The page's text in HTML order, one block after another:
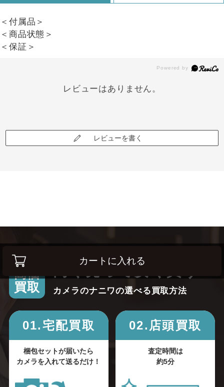
カートに入れる
＜付属品＞
＜商品状態＞
＜保証＞
レビューはありません。
レビューを書く
高価
買取
高く売って安く買う！
カメラのナニワの選べる買取方法
01.宅配買取
梱包セットが届いたら
カメラを入れて送るだけ！
02.店頭買取
査定時間は
約5分